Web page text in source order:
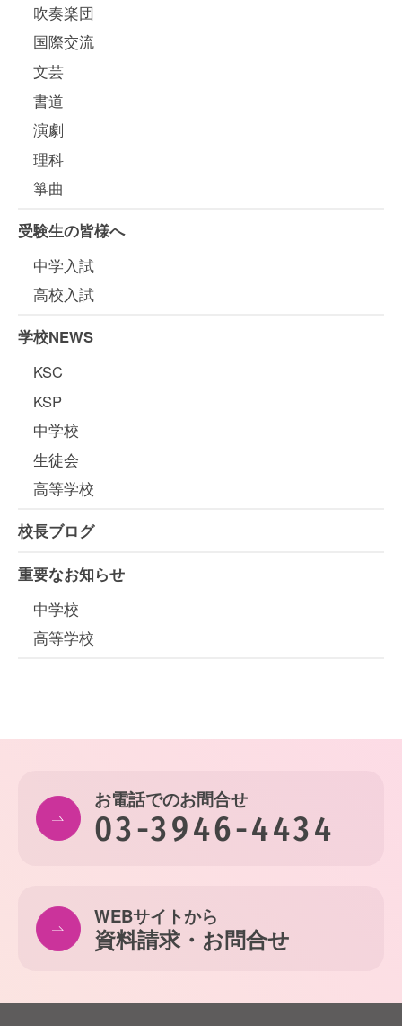
吹奏楽団
国際交流
文芸
書道
演劇
理科
箏曲
受験生の皆様へ
中学入試
高校入試
学校NEWS
KSC
KSP
中学校
生徒会
高等学校
校長ブログ
重要なお知らせ
中学校
高等学校
お電話でのお問合せ
03-3946-4434
WEBサイトから
資料請求・お問合せ